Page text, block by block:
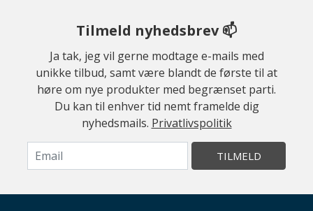
Tilmeld nyhedsbrev 📫
Ja tak, jeg vil gerne modtage e-mails med
unikke tilbud, samt være blandt de første til at
høre om nye produkter med begrænset parti.
Du kan til enhver tid nemt framelde dig
nyhedsmails. Privatlivspolitik
TILMELD